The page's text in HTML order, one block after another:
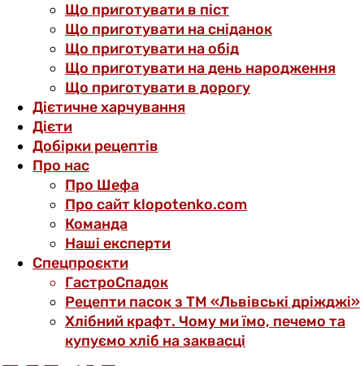
Що приготувати в піст
Що приготувати на сніданок
Що приготувати на обід
Що приготувати на день народження
Що приготувати в дорогу
Дієтичне харчування
Дієти
Добірки рецептів
Про нас
Про Шефа
Про сайт klopotenko.com
Команда
Наші експерти
Спецпроєкти
ГастроСпадок
Рецепти пасок з ТМ «Львівські дріжджі»
Хлібний крафт. Чому ми їмо, печемо та
купуємо хліб на заквасці